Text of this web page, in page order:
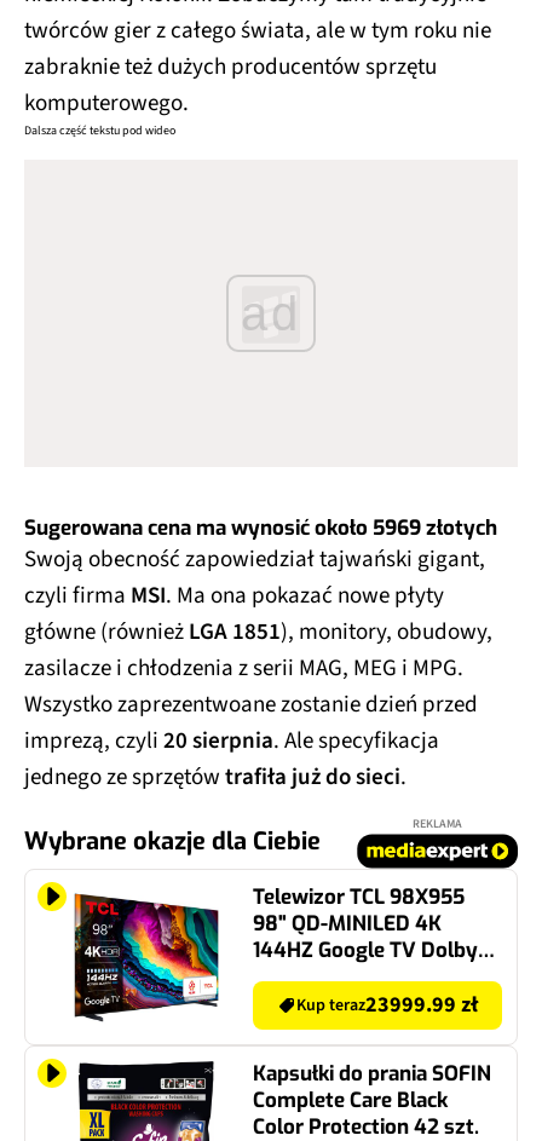
twórców gier z całego świata, ale w tym roku nie
zabraknie też dużych producentów sprzętu
komputerowego.
Dalsza część tekstu pod wideo
ad
Sugerowana cena ma wynosić około 5969 złotych
Swoją obecność zapowiedział tajwański gigant,
czyli firma MSI. Ma ona pokazać nowe płyty
główne (równieżLGA 1851), monitory, obudowy,
zasilacze i chłodzenia z serii MAG, MEG i MPG.
Wszystko zaprezentwoane zostanie dzień przed
imprezą, czyli20 sierpnia. Ale specyfikacja
jednego ze sprzętówtrafiła już do sieci.
Wybrane okazje dla Ciebie
REKLAMA
Telewizor TCL 98X955
98" QD-MINILED 4K
144HZ Google TV Dolby
Vision Dolby Atmos HDMI
Kup teraz23999.99 zł
Kapsułki do prania SOFIN
Complete Care Black
Color Protection 42 szt.